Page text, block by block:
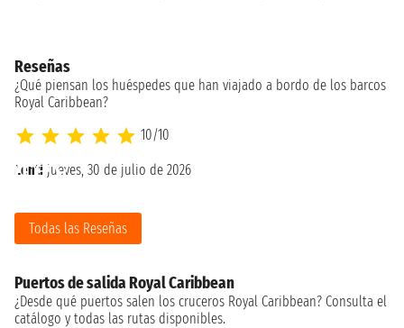
Reseñas
¿Qué piensan los huéspedes que han viajado a bordo de los barcos
Royal Caribbean?
10/10
Lenti jueves, 30 de julio de 2026
Todas las Reseñas
Puertos de salida Royal Caribbean
¿Desde qué puertos salen los cruceros Royal Caribbean? Consulta el
catálogo y todas las rutas disponibles.